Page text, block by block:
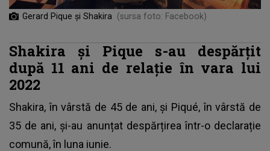
Gerard Pique și Shakira (sursa foto: Facebook)
Shakira și Pique s-au despărțit
după 11 ani de relație în vara lui
2022
Shakira, în vârstă de 45 de ani, și Piqué, în vârstă de
35 de ani, și-au anunțat despărțirea într-o declarație
comună, în luna iunie.